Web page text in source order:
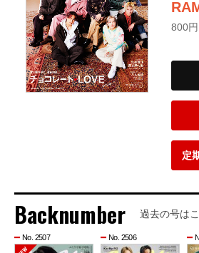
800
定
Backnumber 過去の号は
No. 2507 No. 2506